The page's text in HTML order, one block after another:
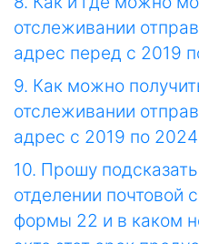
отслеживании
адрес перед с 2019
9. Как можно
отслеживании
адрес с 2019 по
10. Прошу
отделении почтовой
формы 22 и в каком